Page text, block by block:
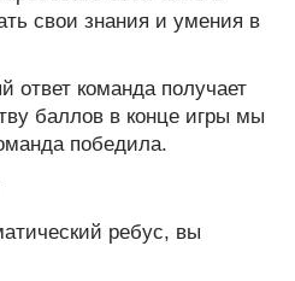
свои знания и умения в
ответ команда получает
баллов в конце игры мы
победила.
ребус, вы